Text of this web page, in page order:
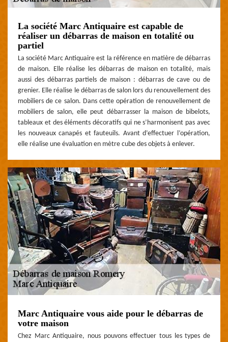
La société Marc Antiquaire est capable de
réaliser un débarras de maison en totalité ou
partiel
La société Marc Antiquaire est la référence en matière de débarras
de maison. Elle réalise les débarras de maison en totalité, mais
aussi des débarras partiels de maison : débarras de cave ou de
grenier. Elle réalise le débarras de salon lors du renouvellement des
mobiliers de ce salon. Dans cette opération de renouvellement de
mobiliers de salon, elle peut débarrasser la maison de bibelots,
tableaux et des éléments décoratifs qui ne s’harmonisent pas avec
les nouveaux canapés et fauteuils. Avant d’effectuer l’opération,
elle réalise une évaluation en mètre cube des objets à enlever.
Marc Antiquaire vous aide pour le débarras de
votre maison
Chez Marc Antiquaire, nous pouvons effectuer tous les types de